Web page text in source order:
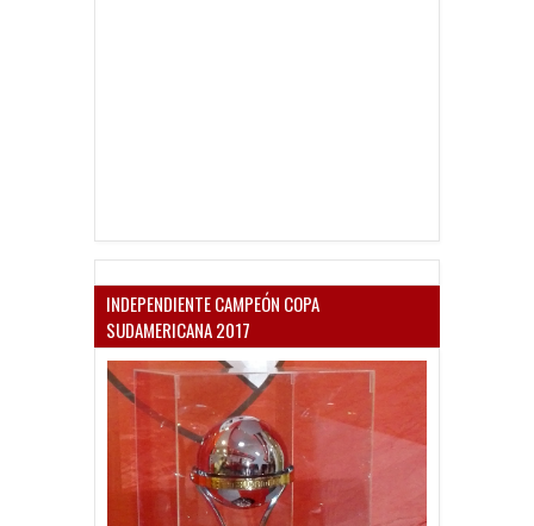
INDEPENDIENTE CAMPEÓN COPA
SUDAMERICANA 2017